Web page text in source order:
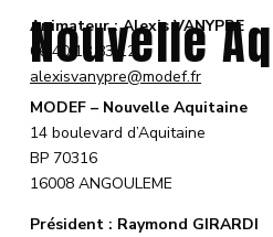
Animateur : Alexis VANYPRE
06 40 18 83 12
alexisvanypre@modef.fr
Nouvelle
MODEF – Nouvelle Aquitaine
14 boulevard d’Aquitaine
BP 70316
16008 ANGOULEME
Président : Raymond GIRARDI